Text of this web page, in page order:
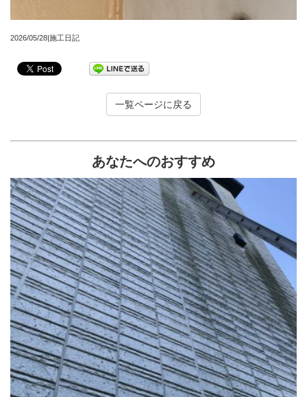
2026/05/28|施工日記
一覧ページに戻る
あなたへのおすすめ